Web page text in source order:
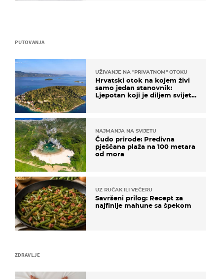
ZDRAVLJE
PUTOVANJA
UŽIVANJE NA "PRIVATNOM" OTOKU
Hrvatski otok na kojem živi
samo jedan stanovnik:
Ljepotan koji je diljem svijeta
NAJMANJA NA SVIJETU
Čudo prirode: Predivna
pješčana plaža na 100 metara
od mora
UZ RUČAK ILI VEČERU
Savršeni prilog: Recept za
najfinije mahune sa špekom